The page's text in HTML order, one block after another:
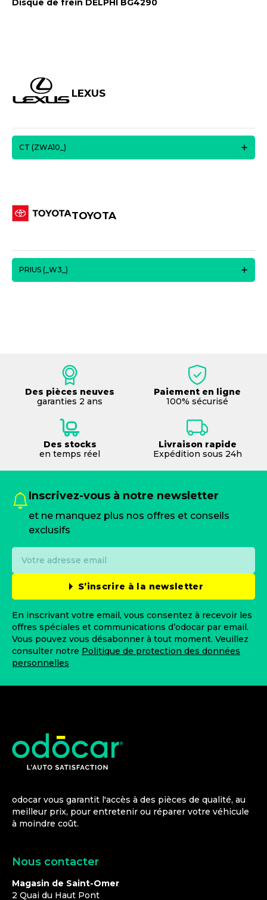
Disque de frein DELPHI BG4290
LEXUS
CT (ZWA10_)
TOYOTA
PRIUS (_W3_)
Des pièces neuves
garanties 2 ans
Paiement en ligne
100% sécurisé
Des stocks
en temps réel
Livraison rapide
Expédition sous 24h
Inscrivez-vous à notre newsletter
et ne manquez plus nos offres et conseils
exclusifs
S’inscrire à la newsletter
En inscrivant votre email, vous consentez à recevoir les
offres spéciales et communications d’odocar par email.
Vous pouvez vous désabonner à tout moment. Veuillez
consulter notre Politique de protection des données
personnelles
odocar vous garantit l'accès à des pièces de qualité, au
meilleur prix, pour entretenir ou réparer votre véhicule
à moindre coût.
Nous contacter
Magasin de Saint-Omer
2 Quai du Haut Pont